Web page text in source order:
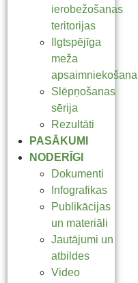
ierobežošanas
teritorijas
Ilgtspējīga
meža
apsaimniekošana
Slēpņošanas
sērija
Rezultāti
PASĀKUMI
NODERĪGI
Dokumenti
Infografikas
Publikācijas
un materiāli
Jautājumi un
atbildes
Video